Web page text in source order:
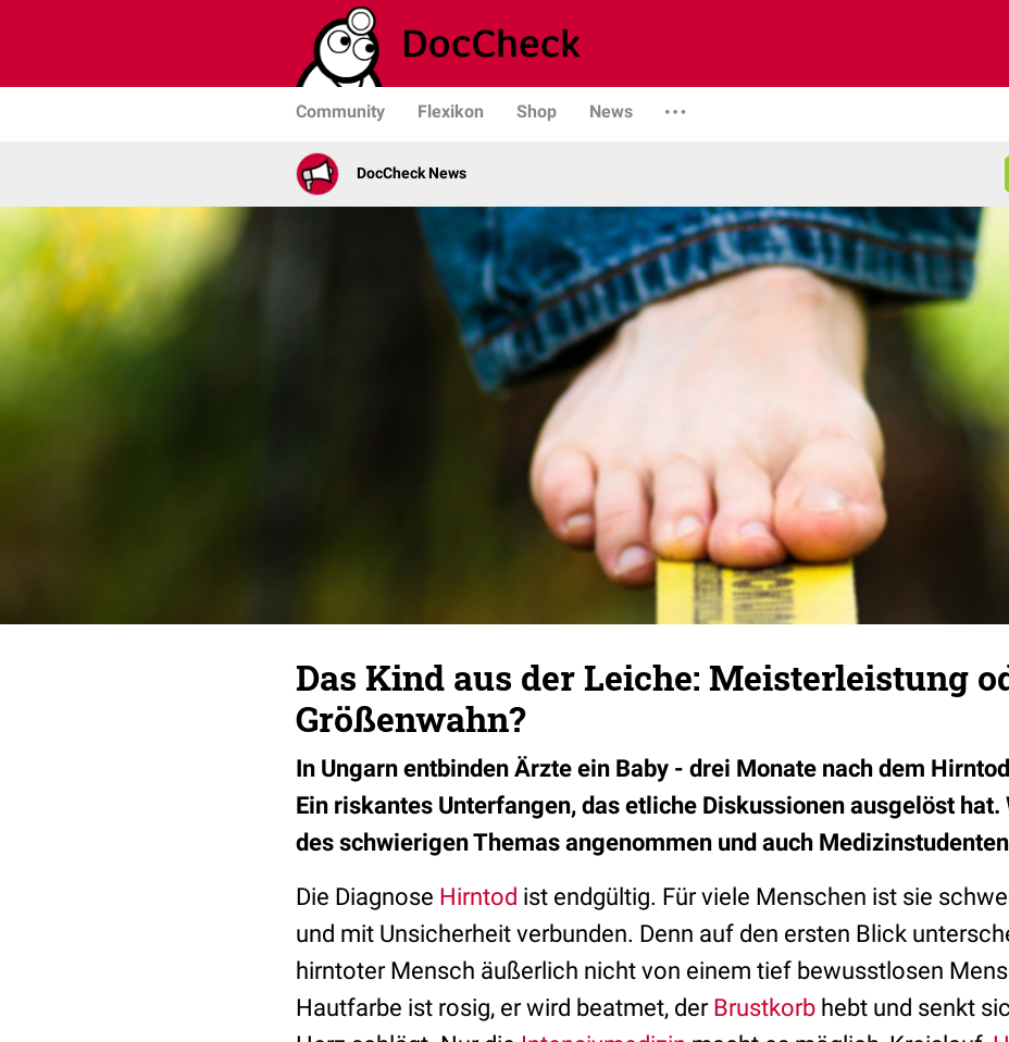
Community Flexikon Shop News
DocCheck News
Das Kind aus der Leiche: Meisterleistung
Größenwahn?
In Ungarn entbinden Ärzte ein Baby - drei Monate nach dem
Ein riskantes Unterfangen, das etliche Diskussionen ausgelöst hat.
des schwierigen Themas angenommen und auch
Die Diagnose Hirntod ist endgültig. Für viele Menschen ist sie
und mit Unsicherheit verbunden. Denn auf den ersten Blick
hirntoter Mensch äußerlich nicht von einem tief bewusstlosen
Hautfarbe ist rosig, er wird beatmet, der Brustkorb hebt und senkt